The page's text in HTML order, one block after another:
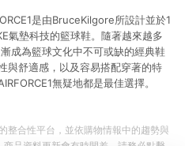
是由BruceKilgore所設計並於1
氣墊科技的籃球鞋。隨著越來越多
成為籃球文化中不可或缺的經典鞋
與舒適感，以及容易搭配穿著的特
無疑地都是最佳選擇。
整合性平台，並依購物情報中的趨勢與